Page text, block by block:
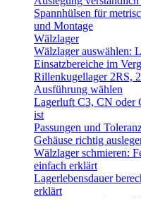
Spannhülsen für
und Montage
Wälzlager
Wälzlager auswählen:
Einsatzbereiche im
Rillenkugellager 2RS,
Ausführung wählen
Lagerluft C3, CN oder
ist
Passungen und
Gehäuse richtig
Wälzlager schmieren:
einfach erklärt
Lagerlebensdauer
erklärt